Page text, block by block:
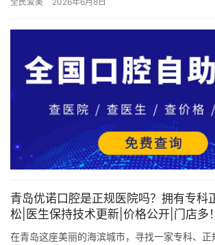
国…
青岛优诺口腔是正规医院吗？拥有专科
松|医生保持技术更新|价格公开|门店多！
在青岛这座美丽的海滨城市，寻找一家专科、正